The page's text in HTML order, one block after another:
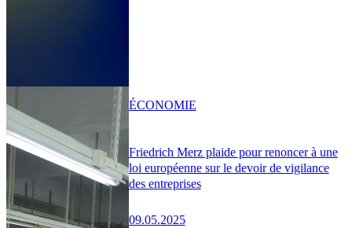
Friedrich Merz plaide pour renoncer à une
loi européenne sur le devoir de vigilance
des entreprises
09.05.2025
ÉCONOMIE